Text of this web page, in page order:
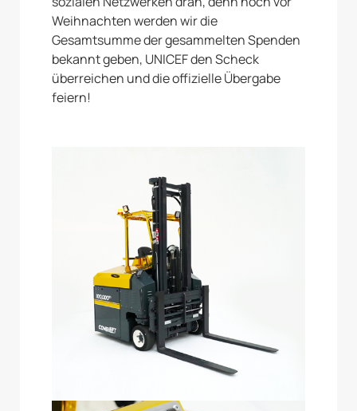
Weihnachten werden wir die
Gesamtsumme der gesammelten Spenden
bekannt geben, UNICEF den Scheck
überreichen und die offizielle Übergabe
feiern!